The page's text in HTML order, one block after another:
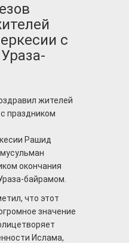
с
Рашид
окончания
байрамом.
что этот
значение
Ислама,